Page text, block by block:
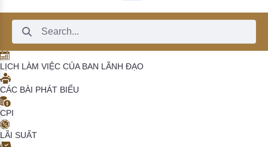
Search Bar
LỊCH LÀM VIỆC CỦA BAN LÃNH ĐẠO
CÁC BÀI PHÁT BIỂU
CPI
LÃI SUẤT